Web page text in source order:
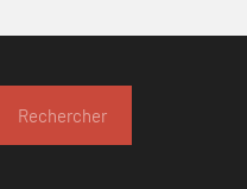
Rechercher